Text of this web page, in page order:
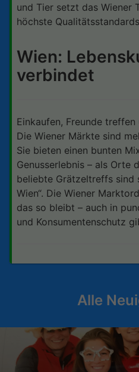
und Tier setzt das Wiener
höchste
Wien:
verbindet
Einkaufen, Freunde
Die Wiener Märkte sind
Sie bieten einen bunten
Genusserlebnis – als Orte
beliebte Grätzeltreffs sind
Wien“. Die Wiener
das so bleibt – auch in
und Konsumentenschutz
Alle